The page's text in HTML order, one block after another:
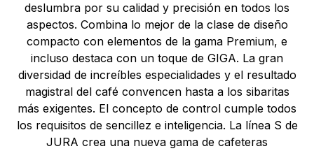
deslumbra por su calidad y precisión en todos los
aspectos. Combina lo mejor de la clase de diseño
compacto con elementos de la gama Premium, e
incluso destaca con un toque de GIGA. La gran
diversidad de increíbles especialidades y el resultado
magistral del café convencen hasta a los sibaritas
más exigentes. El concepto de control cumple todos
los requisitos de sencillez e inteligencia. La línea S de
JURA crea una nueva gama de cafeteras